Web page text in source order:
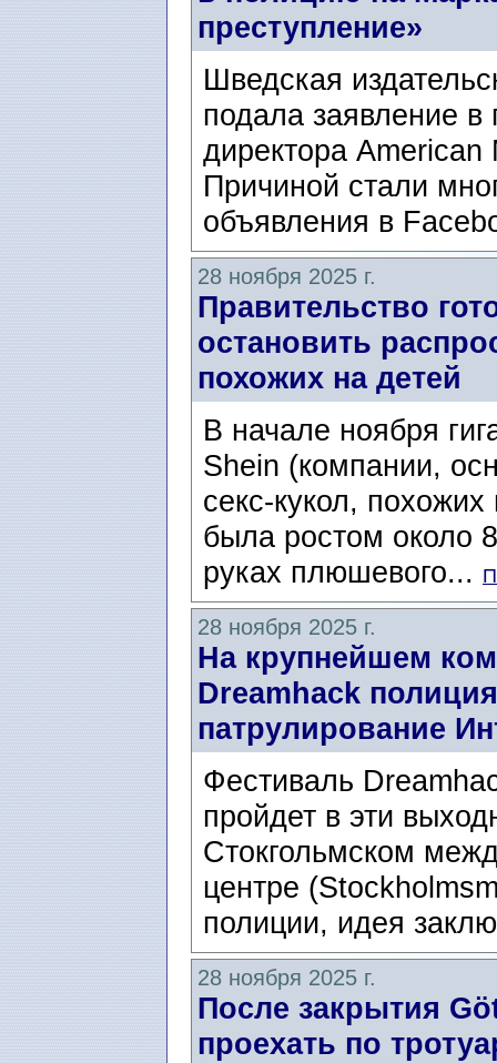
преступление»
Шведская
подала заявление в
директора
Причиной стали
объявления в
28 ноября 2025 г.
Правительство
остановить
похожих на детей
В начале ноября
Shein (компании,
секс-кукол,
была ростом около
руках плюшевого...
28 ноября 2025 г.
На крупнейшем
Dreamhack
патрулирование
Фестиваль
пройдет в эти
Стокгольмском
центре
полиции, идея
28 ноября 2025 г.
После закрытия
проехать по